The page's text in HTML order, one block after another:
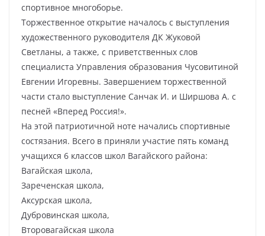
спортивное многоборье.
Торжественное открытие началось с выступления
художественного руководителя ДК Жуковой
Светланы, а также, с приветственных слов
специалиста Управления образования Чусовитиной
Евгении Игоревны. Завершением торжественной
части стало выступление Санчак И. и Ширшова А. с
песней «Вперед Россия!».
На этой патриотичной ноте начались спортивные
состязания. Всего в приняли участие пять команд
учащихся 6 классов школ Вагайского района:
Вагайская школа,
Зареченская школа,
Аксурская школа,
Дубровинская школа,
Второвагайская школа